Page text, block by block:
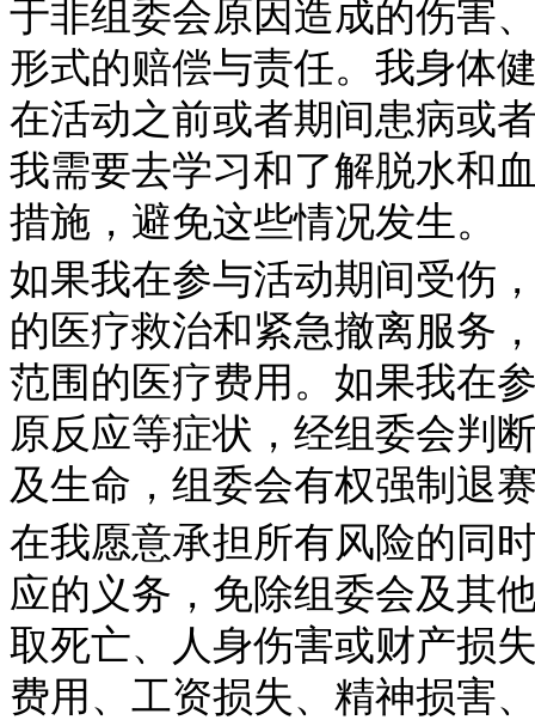
于非组委会原因造成的伤害
形式的赔偿与责任。我身体
在活动之前或者期间患病或
我需要去学习和了解脱水和
措施，避免这些情况发生。
如果我在参与活动期间受伤
的医疗救治和紧急撤离服务
范围的医疗费用。如果我在
原反应等症状，经组委会判
及生命，组委会有权强制退
在我愿意承担所有风险的同
应的义务，免除组委会及其
取死亡、人身伤害或财产损
费用、工资损失、精神损害